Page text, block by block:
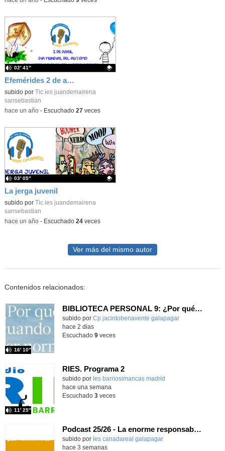
Efemérides 2 de abril: Día mundial del Autismo y Día Internacional del libro infantil y juvenil
Contenido educativo.
subido por Tic ies juandemairena
sansebastian
02′ 41″
-hace un año- Escuchado 27veces
La jerga juvenil
Contenido educativo.
subido por Tic ies juandemairena
sansebastian
03′ 05″
-hace un año- Escuchado 24veces
Ver más del mismo autor
Contenidos relacionados:
BIBLIOTECA PERSONAL 9: ¿Por qué ser feliz cuando puedes ser normal?
Contenido educativo.
subido por Cp jacintobenavente galapagar
16′ 10″
-
hace 2 dias
Escuchado 9veces
RIES. Programa 2
Contenido educativo.
subido por Ies barriosimancas madrid
11′ 25″
hace una semana
Escuchado 3veces
Podcast 25/26 - La enorme responsabilidad de ser juez
subido por Ies canadareal galapagar-
hace 3 semanas